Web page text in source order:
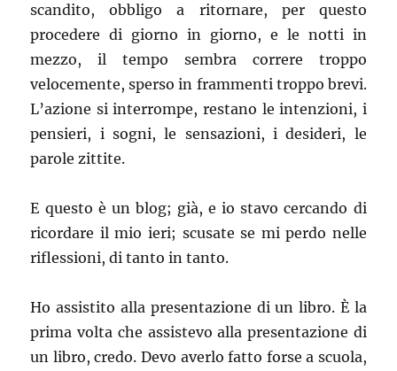
scandito, obbligo a ritornare, per questo
procedere di giorno in giorno, e le notti in
mezzo, il tempo sembra correre troppo
velocemente, sperso in frammenti troppo brevi.
L’azione si interrompe, restano le intenzioni, i
pensieri, i sogni, le sensazioni, i desideri, le
parole zittite.
E questo è un blog; già, e io stavo cercando di
ricordare il mio ieri; scusate se mi perdo nelle
riflessioni, di tanto in tanto.
Ho assistito alla presentazione di un libro. È la
prima volta che assistevo alla presentazione di
un libro, credo. Devo averlo fatto forse a scuola,